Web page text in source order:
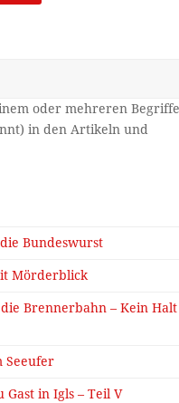
die Bundeswurst
Mörderblick
Brennerbahn – Kein
Seeufer
Gast in Igls – Teil V